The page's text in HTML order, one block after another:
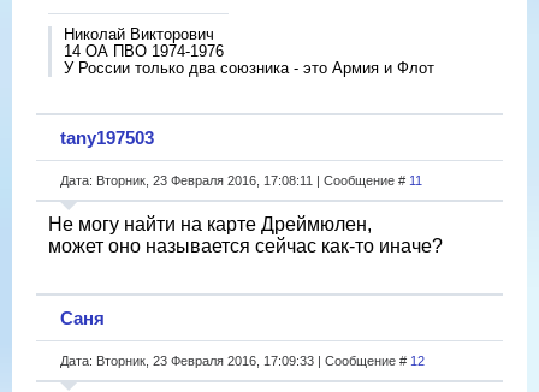
Николай Викторович
14 ОА ПВО 1974-1976
У России только два союзника - это Армия и Флот
tany197503
Дата: Вторник, 23 Февраля 2016, 17:08:11 | Сообщение # 11
Не могу найти на карте Дреймюлен,
может оно называется сейчас как-то иначе?
Саня
Дата: Вторник, 23 Февраля 2016, 17:09:33 | Сообщение # 12